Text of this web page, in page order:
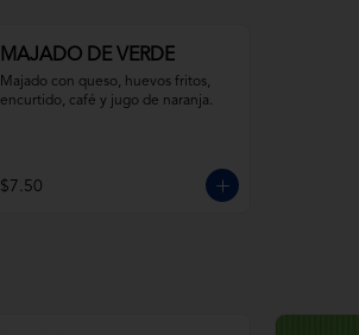
MAJADO DE VERDE
Majado con queso, huevos fritos,
encurtido, café y jugo de naranja.
$7.50